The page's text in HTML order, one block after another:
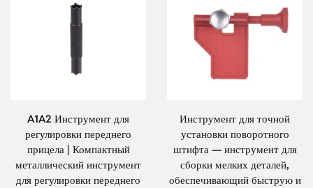
A1A2 Инструмент для
регулировки переднего
прицела | Компактный
металлический инструмент
для регулировки переднего
Инструмент для точной
установки поворотного
штифта — инструмент для
сборки мелких деталей,
обеспечивающий быструю и